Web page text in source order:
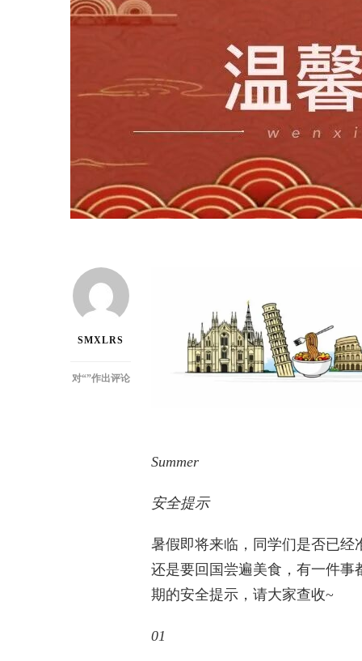
SMXLRS
对“关
”作出评论
Summer
安全提示
暑假即将来临，同学们是否已经
还是要回国尝遍美食，有一件
期的安全提示，请大家查收~
01